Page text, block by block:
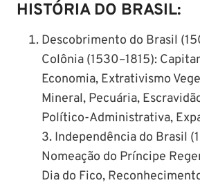
HISTÓRIA DO BRASIL:
Descobrimento do Brasil
Colônia (1530–1815):
Economia, Extrativismo
Mineral, Pecuária,
Político-Administrativa,
3. Independência do Brasil
Nomeação do Príncipe
Dia do Fico,